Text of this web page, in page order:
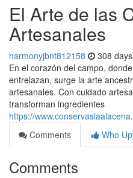
El Arte de las
Artesanales
harmonyjbnt812158 308
En el corazón del campo,
entrelazan, surge la arte
artesanales. Con cuidado
transforman ingredientes
https://
Comments
Who
Comments